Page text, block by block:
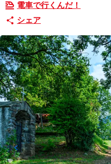
電車で行くんだ！
シェア